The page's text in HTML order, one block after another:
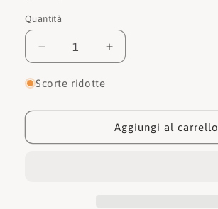
disponibile
Quantità
Quantità
Diminuisci
quantità
per
Mocassino
Aumenta
quantità
Mocassino
100
Scorte ridotte
Aggiungi al carrello